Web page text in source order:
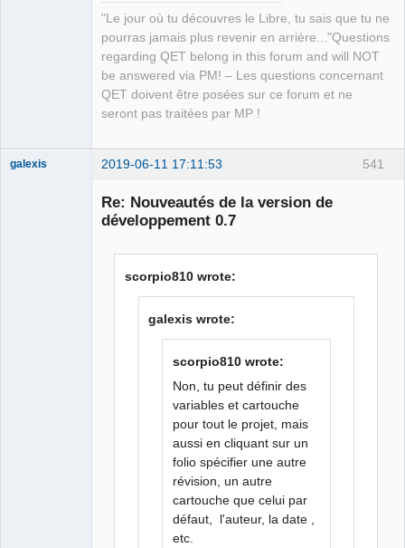
"Le jour où tu découvres le Libre, tu sais que tu ne
pourras jamais plus revenir en arrière..."Questions
regarding QET belong in this forum and will NOT
be answered via PM! – Les questions concernant
QET doivent être posées sur ce forum et ne
seront pas traitées par MP !
541
galexis 2019-06-11 17:11:53
Re: Nouveautés de la version de
développement 0.7
scorpio810 wrote:
galexis wrote:
scorpio810 wrote:
Non, tu peut définir des
variables et cartouche
pour tout le projet, mais
aussi en cliquant sur un
folio spécifier une autre
révision, un autre
cartouche que celui par
défaut, l'auteur, la date ,
etc.